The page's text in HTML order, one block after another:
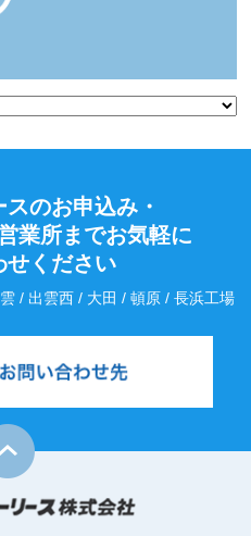
のお申込み・
業所までお気軽に
せください
/ 出雲西 / 大田 / 頓原 / 長浜工場